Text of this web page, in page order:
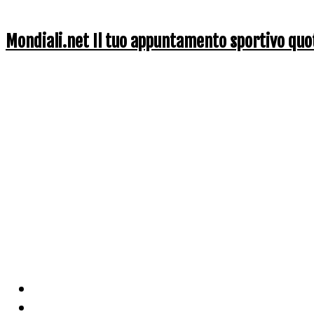
Mondiali.net Il tuo appuntamento sportivo